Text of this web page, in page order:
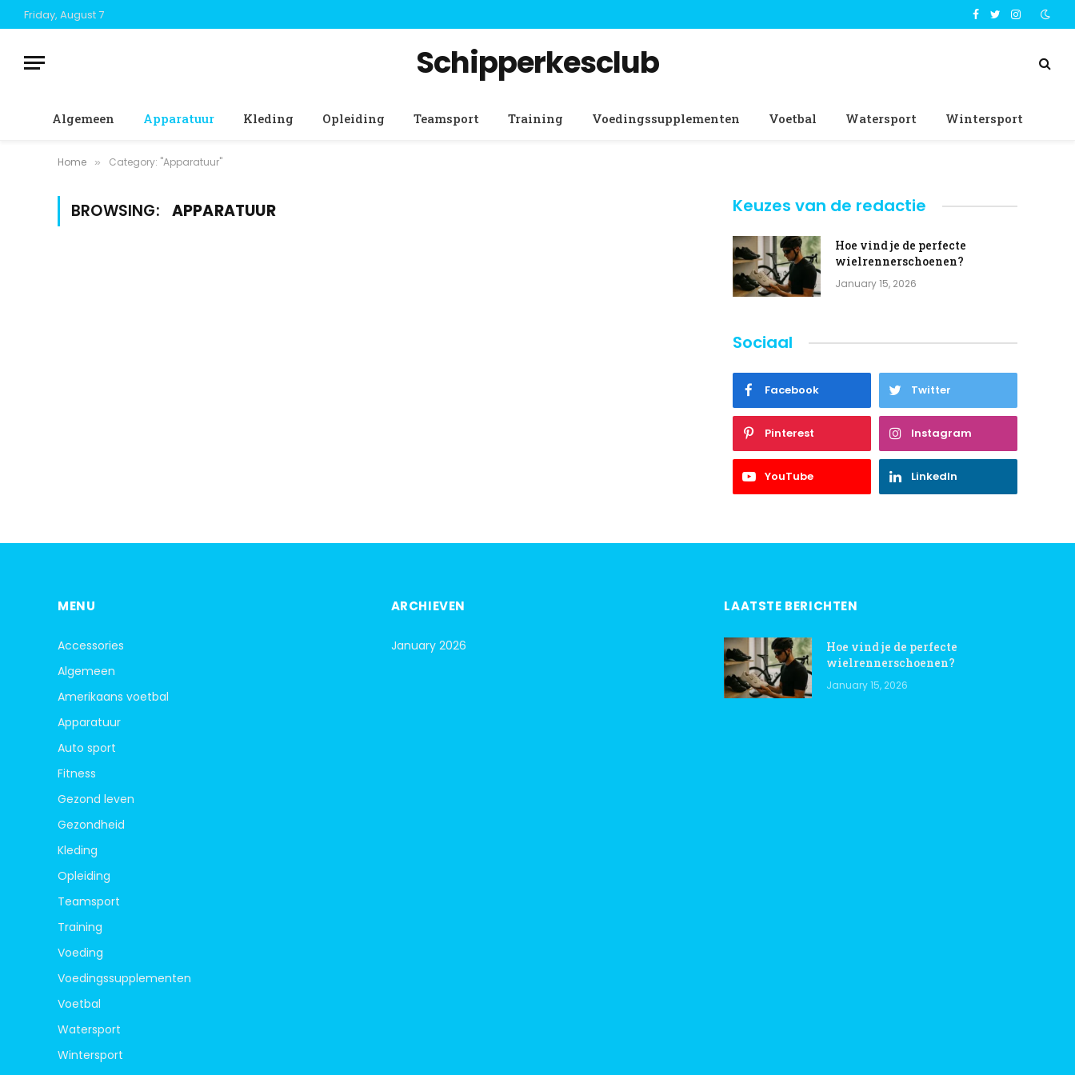
Friday, August 7 Facebook
TwitterInstagram
Schipperkesclub
Algemeen Apparatuur Kleding Opleiding Teamsport Training Voedingssupplementen Voetbal Watersport Wintersport
Home » Category: "Apparatuur"
BROWSING: APPARATUUR Keuzes van de redactie
Hoe vind je de perfecte
wielrennerschoenen?
January 15, 2026
Sociaal
Facebook Twitter
Pinterest Instagram
YouTube LinkedIn
MENU
Accessories
Algemeen
Amerikaans voetbal
Apparatuur
Auto sport
Fitness
Gezond leven
Gezondheid
Kleding
Opleiding
Teamsport
Training
Voeding
Voedingssupplementen
Voetbal
Watersport
Wintersport
ARCHIEVEN
January 2026
LAATSTE BERICHTEN
Hoe vind je de perfecte
wielrennerschoenen?
January 15, 2026